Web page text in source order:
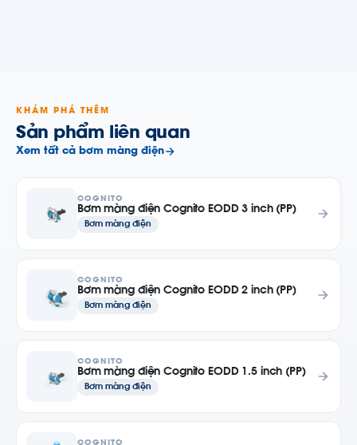
KHÁM PHÁ THÊM
Sản phẩm liên quan
Xem tất cả bơm màng điện
COGNITO
Bơm màng điện Cognito EODD 3 inch (PP)
Bơm màng điện
COGNITO
Bơm màng điện Cognito EODD 2 inch (PP)
Bơm màng điện
COGNITO
Bơm màng điện Cognito EODD 1.5 inch (PP)
Bơm màng điện
COGNITO